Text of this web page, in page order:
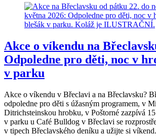
Akce o víkendu na
Odpoledne pro děti, noc v
v parku
Akce o víkendu v Břeclavi a na Břeclavsku?
odpoledne pro děti s úžasným programem, v
Ditrichsteinskou hrobku, v Poštorné zazpívá
v parku u Café Bulldog v Břeclavi se
v tipech Břeclavského deníku a užijte si víkend.